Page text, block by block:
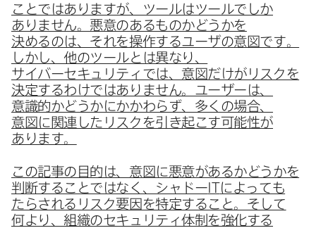
ことでは​ありますが、​ツールは​ツールでしか​
ありません。​悪意の​ある​ものかどうかを​
決めるのは、​それを​操作する​ユーザの​意図です。​
しかし、​他の​ツールとは​異なり、​
サイバーセキュリティでは、​意図だけが​リスクを​
決定するわけでは​ありません。​ユーザーは、​
意識的か​どうかに​かかわらず、​多くの​場合、​
意図に​関連したリスクを​引き起こす​可能性が​
あります。
この​記事の​目的は、​意図に​悪意が​あるか​どうかを​
判断する​ことではなく、​シャドー ITに​よっても​
たらされる​リスク要因を​特定する​こと。​そして​
何より、​組織の​セキュリティ体制を​強化する​